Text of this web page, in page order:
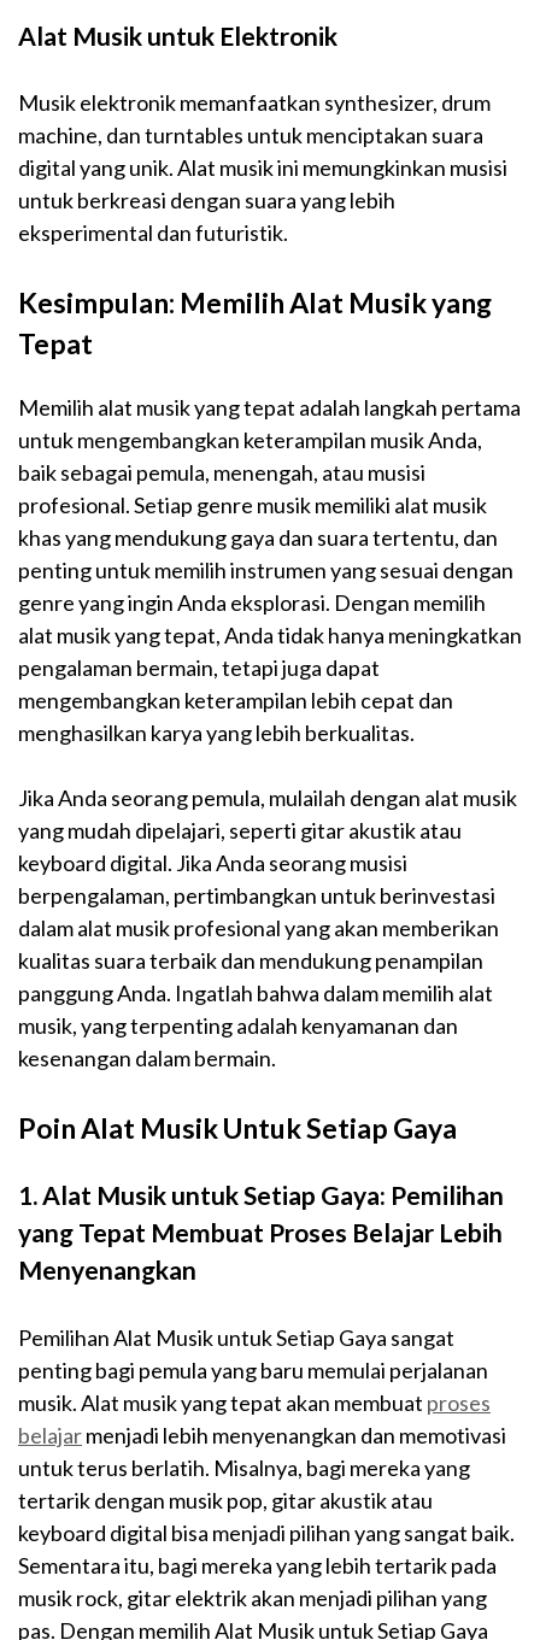
Alat Musik untuk Elektronik
Musik elektronik memanfaatkan synthesizer, drum
machine, dan turntables untuk menciptakan suara
digital yang unik. Alat musik ini memungkinkan musisi
untuk berkreasi dengan suara yang lebih
eksperimental dan futuristik.
Kesimpulan: Memilih Alat Musik yang
Tepat
Memilih alat musik yang tepat adalah langkah pertama
untuk mengembangkan keterampilan musik Anda,
baik sebagai pemula, menengah, atau musisi
profesional. Setiap genre musik memiliki alat musik
khas yang mendukung gaya dan suara tertentu, dan
penting untuk memilih instrumen yang sesuai dengan
genre yang ingin Anda eksplorasi. Dengan memilih
alat musik yang tepat, Anda tidak hanya meningkatkan
pengalaman bermain, tetapi juga dapat
mengembangkan keterampilan lebih cepat dan
menghasilkan karya yang lebih berkualitas.
Jika Anda seorang pemula, mulailah dengan alat musik
yang mudah dipelajari, seperti gitar akustik atau
keyboard digital. Jika Anda seorang musisi
berpengalaman, pertimbangkan untuk berinvestasi
dalam alat musik profesional yang akan memberikan
kualitas suara terbaik dan mendukung penampilan
panggung Anda. Ingatlah bahwa dalam memilih alat
musik, yang terpenting adalah kenyamanan dan
kesenangan dalam bermain.
Poin Alat Musik Untuk Setiap Gaya
1.Alat Musik untuk Setiap Gaya: Pemilihan
yang Tepat Membuat Proses Belajar Lebih
Menyenangkan
Pemilihan Alat Musik untuk Setiap Gaya sangat
penting bagi pemula yang baru memulai perjalanan
musik. Alat musik yang tepat akan membuat proses
belajarmenjadi lebih menyenangkan dan memotivasi
untuk terus berlatih. Misalnya, bagi mereka yang
tertarik dengan musik pop, gitar akustik atau
keyboard digital bisa menjadi pilihan yang sangat baik.
Sementara itu, bagi mereka yang lebih tertarik pada
musik rock, gitar elektrik akan menjadi pilihan yang
pas. Dengan memilih Alat Musik untuk Setiap Gaya